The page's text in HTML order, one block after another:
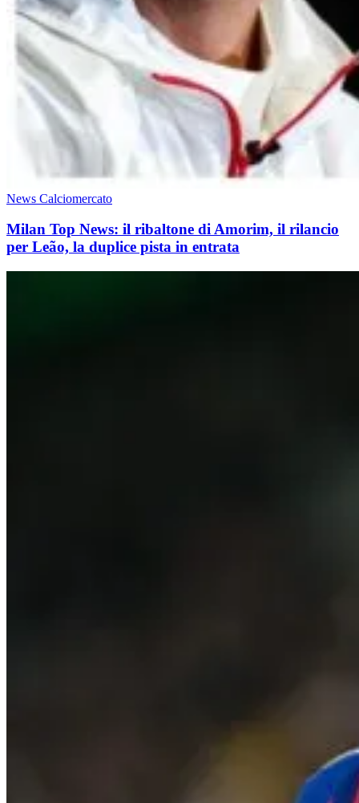
News Calciomercato
Milan Top News: il ribaltone di Amorim, il rilancio
per Leão, la duplice pista in entrata